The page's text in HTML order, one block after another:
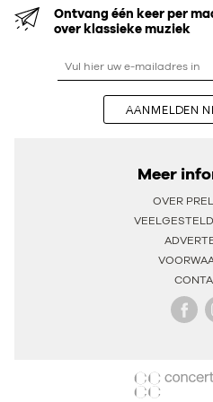
Ontvang één keer per
over klassieke muziek
AANMELDEN
Meer
OVER